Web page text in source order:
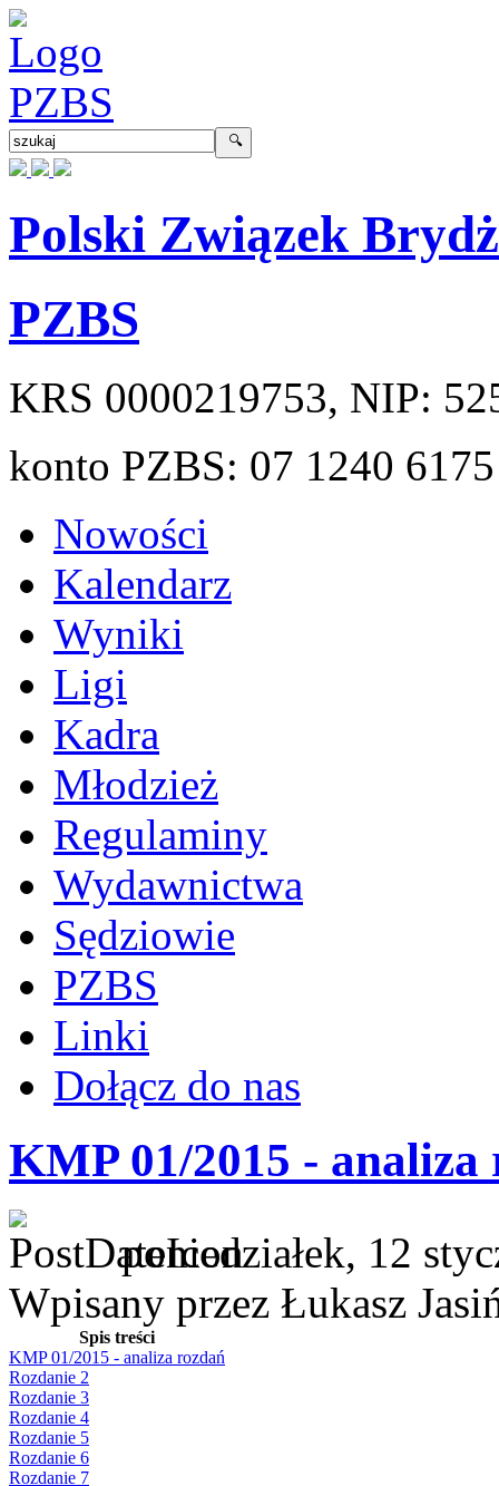
Polski Związek
PZBS
KRS 0000219753, NIP:
konto PZBS: 07 1240
Nowości
Kalendarz
Wyniki
Ligi
Kadra
Młodzież
Regulaminy
Wydawnictwa
Sędziowie
PZBS
Linki
Dołącz do nas
KMP 01/2015 - analiza
poniedziałek, 12
Wpisany przez Łukasz
Spis treści
KMP 01/2015 - analiza rozdań
Rozdanie 2
Rozdanie 3
Rozdanie 4
Rozdanie 5
Rozdanie 6
Rozdanie 7